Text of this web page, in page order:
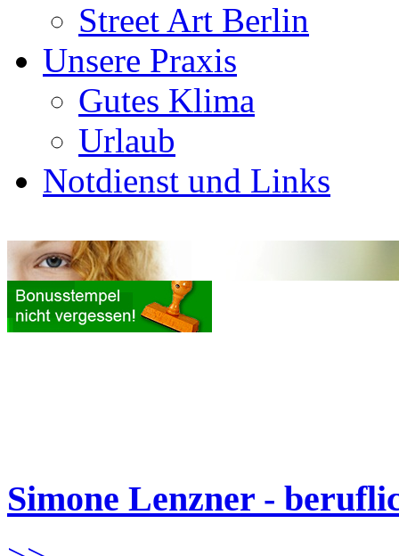
Street Art Berlin
Unsere Praxis
Gutes Klima
Urlaub
Notdienst und Links
Simone Lenzner -